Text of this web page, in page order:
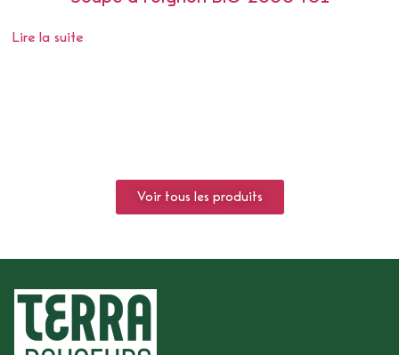
Lire la suite
Voir tous les produits